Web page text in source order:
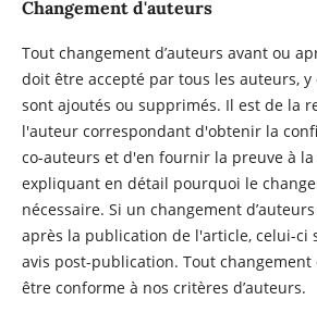
Changement d'auteurs
Tout changement d’auteurs avant ou
doit être accepté par tous les auteurs,
sont ajoutés ou supprimés. Il est de la
l'auteur correspondant d'obtenir la
co-auteurs et d'en fournir la preuve à
expliquant en détail pourquoi le
nécessaire. Si un changement
après la publication de l'article, celui-ci
avis post-publication. Tout
être conforme à nos critères d’auteurs.